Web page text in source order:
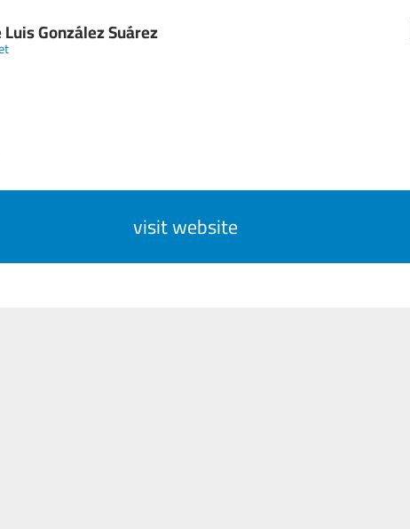
Luis González Suárez
visit website